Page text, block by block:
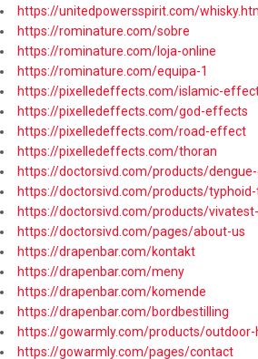
https://unitedpowersspirit.com/
https://rominature.com/sobre
https://rominature.com/loja-online
https://rominature.com/equipa-1
https://pixelledeffects.com/islamic-
https://pixelledeffects.com/god-effects
https://pixelledeffects.com/road-effect
https://pixelledeffects.com/thoran
https://doctorsivd.com/products/
https://doctorsivd.com/products/
https://doctorsivd.com/products/
https://doctorsivd.com/pages/about-us
https://drapenbar.com/kontakt
https://drapenbar.com/meny
https://drapenbar.com/komende
https://drapenbar.com/bordbestilling
https://gowarmly.com/products/
https://gowarmly.com/pages/contact